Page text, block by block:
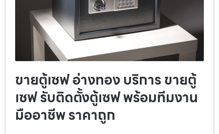
ขายตู้เซฟ อ่างทอง บริการ ขายตู้
เซฟ รับติดตั้งตู้เซฟ พร้อมทีมงาน
มืออาชีพ ราคาถูก